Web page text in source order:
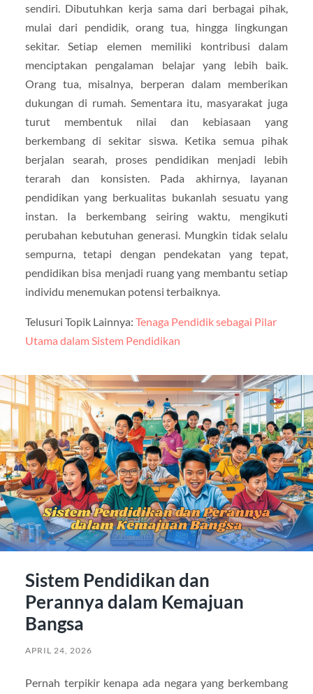
sendiri. Dibutuhkan kerja sama dari berbagai pihak,
mulai dari pendidik, orang tua, hingga lingkungan
sekitar. Setiap elemen memiliki kontribusi dalam
menciptakan pengalaman belajar yang lebih baik.
Orang tua, misalnya, berperan dalam memberikan
dukungan di rumah. Sementara itu, masyarakat juga
turut membentuk nilai dan kebiasaan yang
berkembang di sekitar siswa. Ketika semua pihak
berjalan searah, proses pendidikan menjadi lebih
terarah dan konsisten. Pada akhirnya, layanan
pendidikan yang berkualitas bukanlah sesuatu yang
instan. Ia berkembang seiring waktu, mengikuti
perubahan kebutuhan generasi. Mungkin tidak selalu
sempurna, tetapi dengan pendekatan yang tepat,
pendidikan bisa menjadi ruang yang membantu setiap
individu menemukan potensi terbaiknya.
Telusuri Topik Lainnya: Tenaga Pendidik sebagai Pilar
Utama dalam Sistem Pendidikan
Sistem Pendidikan dan
Perannya dalam Kemajuan
Bangsa
APRIL 24, 2026
Pernah terpikir kenapa ada negara yang berkembang